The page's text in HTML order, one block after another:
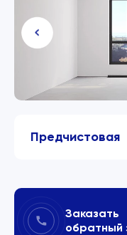
Предчистовая
Заказать
обратный